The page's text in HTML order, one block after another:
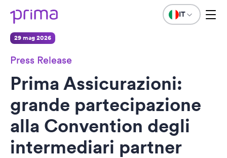
IT
29 mag 2026
Press Release
Prima Assicurazioni:
grande partecipazione
alla Convention degli
intermediari partner